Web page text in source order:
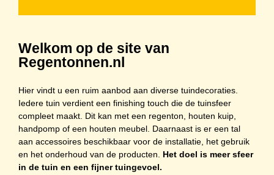
Welkom op de site van
Regentonnen.nl
Hier vindt u een ruim aanbod aan diverse tuindecoraties.
Iedere tuin verdient een finishing touch die de tuinsfeer
compleet maakt. Dit kan met een regenton houten kuip,
handpompof een houten meubel. Daarnaast is er een tal
aan accessoiresbeschikbaar voor de installatie, het gebruik
en het onderhoud van de producten. Het doel is meer sfeer
in de tuin en een fijner tuingevoel.